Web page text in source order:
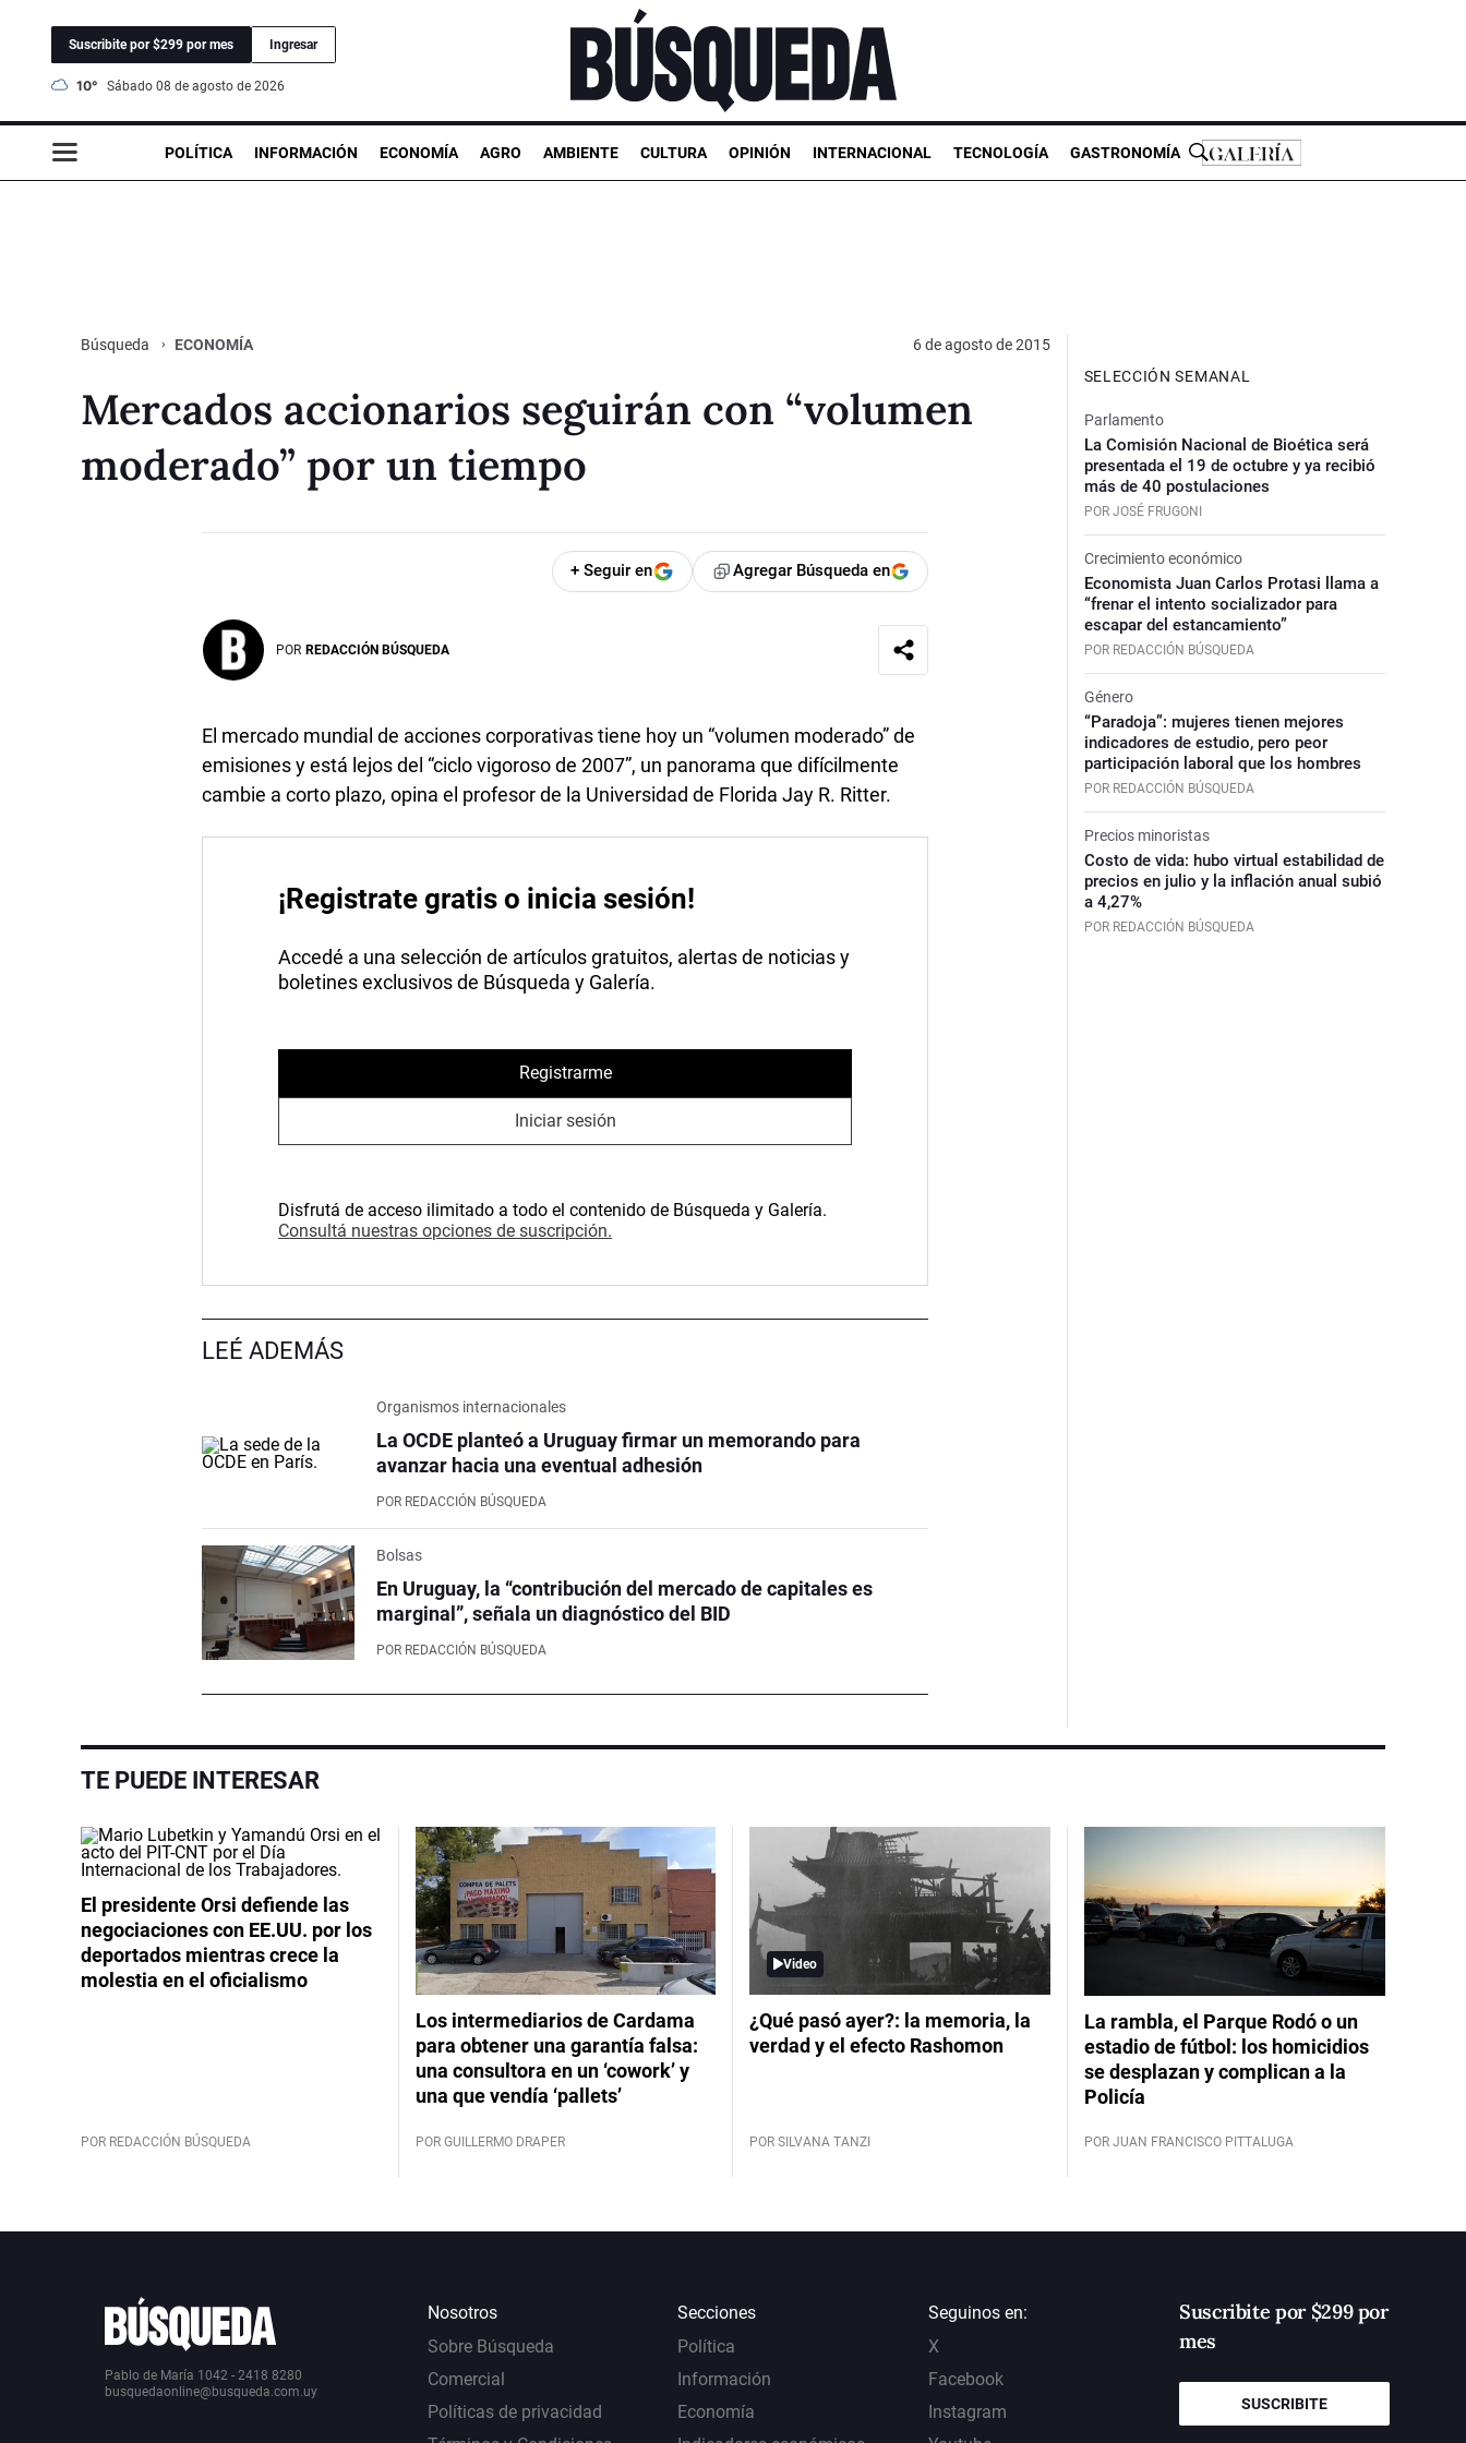
Suscribite por $299 por mes Ingresar
10° sábado 08 de agosto de 2026
POLÍTICA INFORMACIÓN ECONOMÍA AGRO AMBIENTE CULTURA OPINIÓN INTERNACIONAL TECNOLOGÍA GASTRONOMÍA
Búsqueda ECONOMÍA 6 de agosto de 2015
Mercados accionarios seguirán con “volumen
moderado” por un tiempo
+ Seguir en Agregar Búsqueda en
POR REDACCIÓN BÚSQUEDA
El mercado mundial de acciones corporativas tiene hoy un “volumen moderado” de
emisiones y está lejos del “ciclo vigoroso de 2007”, un panorama que difícilmente
cambie a corto plazo, opina el profesor de la Universidad de Florida Jay R. Ritter.
¡Registrate gratis o inicia sesión!
Accedé a una selección de artículos gratuitos, alertas de noticias y
boletines exclusivos de Búsqueda y Galería.
Registrarme
Iniciar sesión
Disfrutá de acceso ilimitado a todo el contenido de Búsqueda y Galería.
Consultá nuestras opciones de suscripción.
LEÉ ADEMÁS
Organismos internacionales
La OCDE planteó a Uruguay firmar un memorando para
avanzar hacia una eventual adhesión
POR REDACCIÓN BÚSQUEDA
Bolsas
En Uruguay, la “contribución del mercado de capitales es
marginal”, señala un diagnóstico del BID
POR REDACCIÓN BÚSQUEDA
SELECCIÓN SEMANAL
Parlamento
La Comisión Nacional de Bioética será
presentada el 19 de octubre y ya recibió
más de 40 postulaciones
POR JOSÉ FRUGONI
Crecimiento económico
Economista Juan Carlos Protasi llama a
“frenar el intento socializador para
escapar del estancamiento”
POR REDACCIÓN BÚSQUEDA
Género
“Paradoja”: mujeres tienen mejores
indicadores de estudio, pero peor
participación laboral que los hombres
POR REDACCIÓN BÚSQUEDA
Precios minoristas
Costo de vida: hubo virtual estabilidad de
precios en julio y la inflación anual subió
a 4,27%
POR REDACCIÓN BÚSQUEDA
TE PUEDE INTERESAR
El presidente Orsi defiende las
negociaciones con EE.UU. por los
deportados mientras crece la
molestia en el oficialismo
POR REDACCIÓN BÚSQUEDA
Los intermediarios de Cardama
para obtener una garantía falsa:
una consultora en un ‘cowork’ y
una que vendía ‘pallets’
POR GUILLERMO DRAPER
Video
¿Qué pasó ayer?: la memoria, la
verdad y el efecto Rashomon
POR SILVANA TANZI
La rambla, el Parque Rodó o un
estadio de fútbol: los homicidios
se desplazan y complican a la
Policía
POR JUAN FRANCISCO PITTALUGA
Pablo de María 1042 - 2418 8280
busquedaonline@busqueda.com.uy
Nosotros
Sobre Búsqueda
Comercial
Políticas de privacidad
Secciones
Política
Información
Economía
Seguinos en:
X
Facebook
Instagram
Suscribite por $299 por
mes
SUSCRIBITE